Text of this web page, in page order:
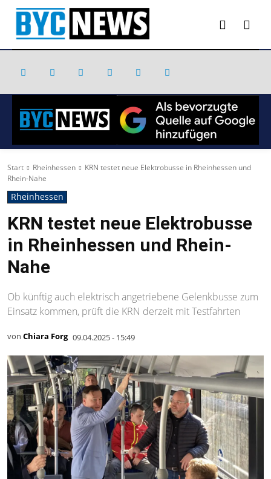
Start Rheinhessen
KRN testet neue Elektrobusse in Rheinhessen und
Rhein-Nahe
Rheinhessen
KRN testet neue Elektrobusse
in Rheinhessen und Rhein-
Nahe
Ob künftig auch elektrisch angetriebene Gelenkbusse zum
Einsatz kommen, prüft die KRN derzeit mit Testfahrten
von Chiara Forg 09.04.2025 - 15:49